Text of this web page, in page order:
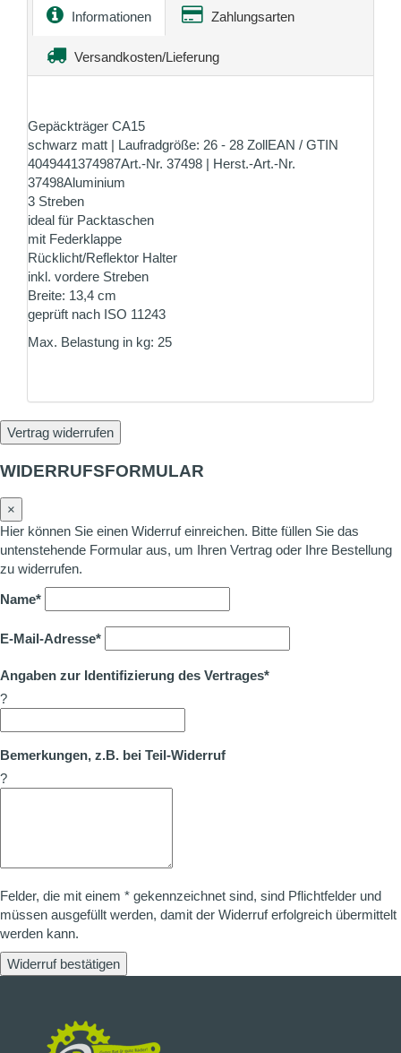
Informationen Zahlungsarten
Versandkosten/Lieferung
Gepäckträger CA15
schwarz matt | Laufradgröße: 26 - 28 ZollEAN / GTIN
4049441374987Art.-Nr. 37498 | Herst.-Art.-Nr.
37498Aluminium
3 Streben
ideal für Packtaschen
mit Federklappe
Rücklicht/Reflektor Halter
inkl. vordere Streben
Breite: 13,4 cm
geprüft nach ISO 11243
Max. Belastung in kg: 25
Vertrag widerrufen
WIDERRUFSFORMULAR
×
Hier können Sie einen Widerruf einreichen. Bitte füllen Sie das
untenstehende Formular aus, um Ihren Vertrag oder Ihre Bestellung
zu widerrufen.
Name*
E-Mail-Adresse*
Angaben zur Identifizierung des Vertrages*
?
Bemerkungen, z.B. bei Teil-Widerruf
?
Felder, die mit einem * gekennzeichnet sind, sind Pflichtfelder und
müssen ausgefüllt werden, damit der Widerruf erfolgreich übermittelt
werden kann.
Widerruf bestätigen